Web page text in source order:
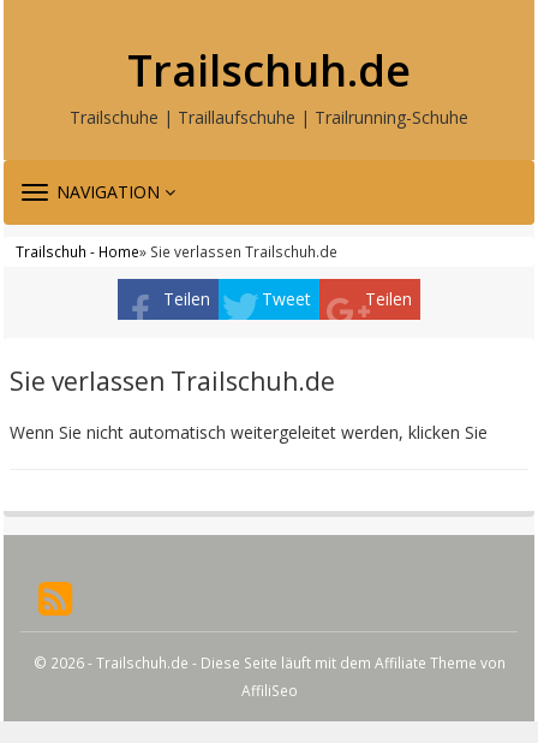
Trailschuh.de
Trailschuhe | Traillaufschuhe | Trailrunning-Schuhe
TOGGLE
NAVIGATION
Trailschuh - Home» Sie verlassen Trailschuh.de
Teilen Tweet Teilen
Sie verlassen Trailschuh.de
Wenn Sie nicht automatisch weitergeleitet werden, klicken Sie
© 2026 - Trailschuh.de - Diese Seite läuft mit dem Affiliate Theme von
AffiliSeo